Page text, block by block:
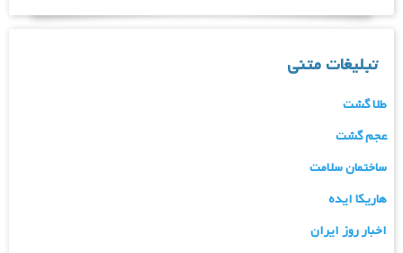
تبلیغات متنی
طلا گشت
عجم گشت
ساختمان سلامت
هاریکا ایده
اخبار روز ایران